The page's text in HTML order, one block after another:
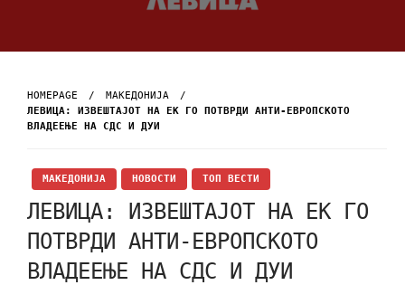
HOMEPAGE
МАКЕДОНИЈА
ЛЕВИЦА: ИЗВЕШТАЈОТ НА ЕК ГО ПОТВРДИ АНТИ-ЕВРОПСКОТО
ВЛАДЕЕЊЕ НА СДС И ДУИ
МАКЕДОНИЈА НОВОСТИ ТОП ВЕСТИ
ЛЕВИЦА: ИЗВЕШТАЈОТ НА ЕК ГО
ПОТВРДИ АНТИ-ЕВРОПСКОТО
ВЛАДЕЕЊЕ НА СДС И ДУИ